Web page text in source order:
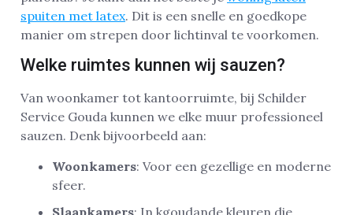
spuiten met latex. Dit is een snelle en goedkope
manier om strepen door lichtinval te voorkomen.
Welke ruimtes kunnen wij sauzen?
Van woonkamer tot kantoorruimte, bij Schilder
Service Gouda kunnen we elke muur professioneel
sauzen. Denk bijvoorbeeld aan:
Woonkamers: Voor een gezellige en moderne
sfeer.
Slaapkamers: In kgoudande kleuren die